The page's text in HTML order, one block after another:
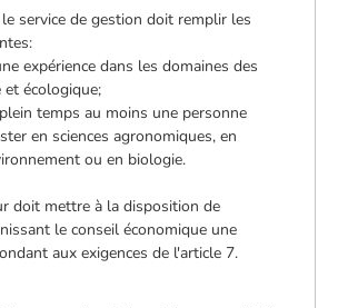
service de gestion doit remplir les
expérience dans les domaines des
et écologique;
temps au moins une personne
en sciences agronomiques, en
ou en biologie.
doit mettre à la disposition de
le conseil économique une
aux exigences de l'article 7.